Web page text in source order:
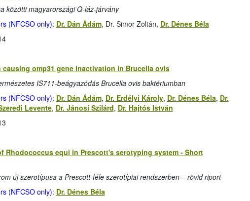
közötti magyarországi Q-láz-járvány
(NFCSO only): Dr. Dán Ádám, Dr. Simor Zoltán, Dr. Dénes Béla
causing omp31 gene inactivation in Brucella ovis
IS711-beágyazódás Brucella ovis baktériumban
(NFCSO only): Dr. Dán Ádám, Dr. Erdélyi Károly, Dr. Dénes Béla, Dr.
Levente, Dr. Jánosi Szilárd, Dr. Hajtós István
Rhodococcus equi in Prescott's serotyping system - Short
új szerotípusa a Prescott-féle szerotípiai rendszerben – rövid riport
(NFCSO only): Dr. Dénes Béla